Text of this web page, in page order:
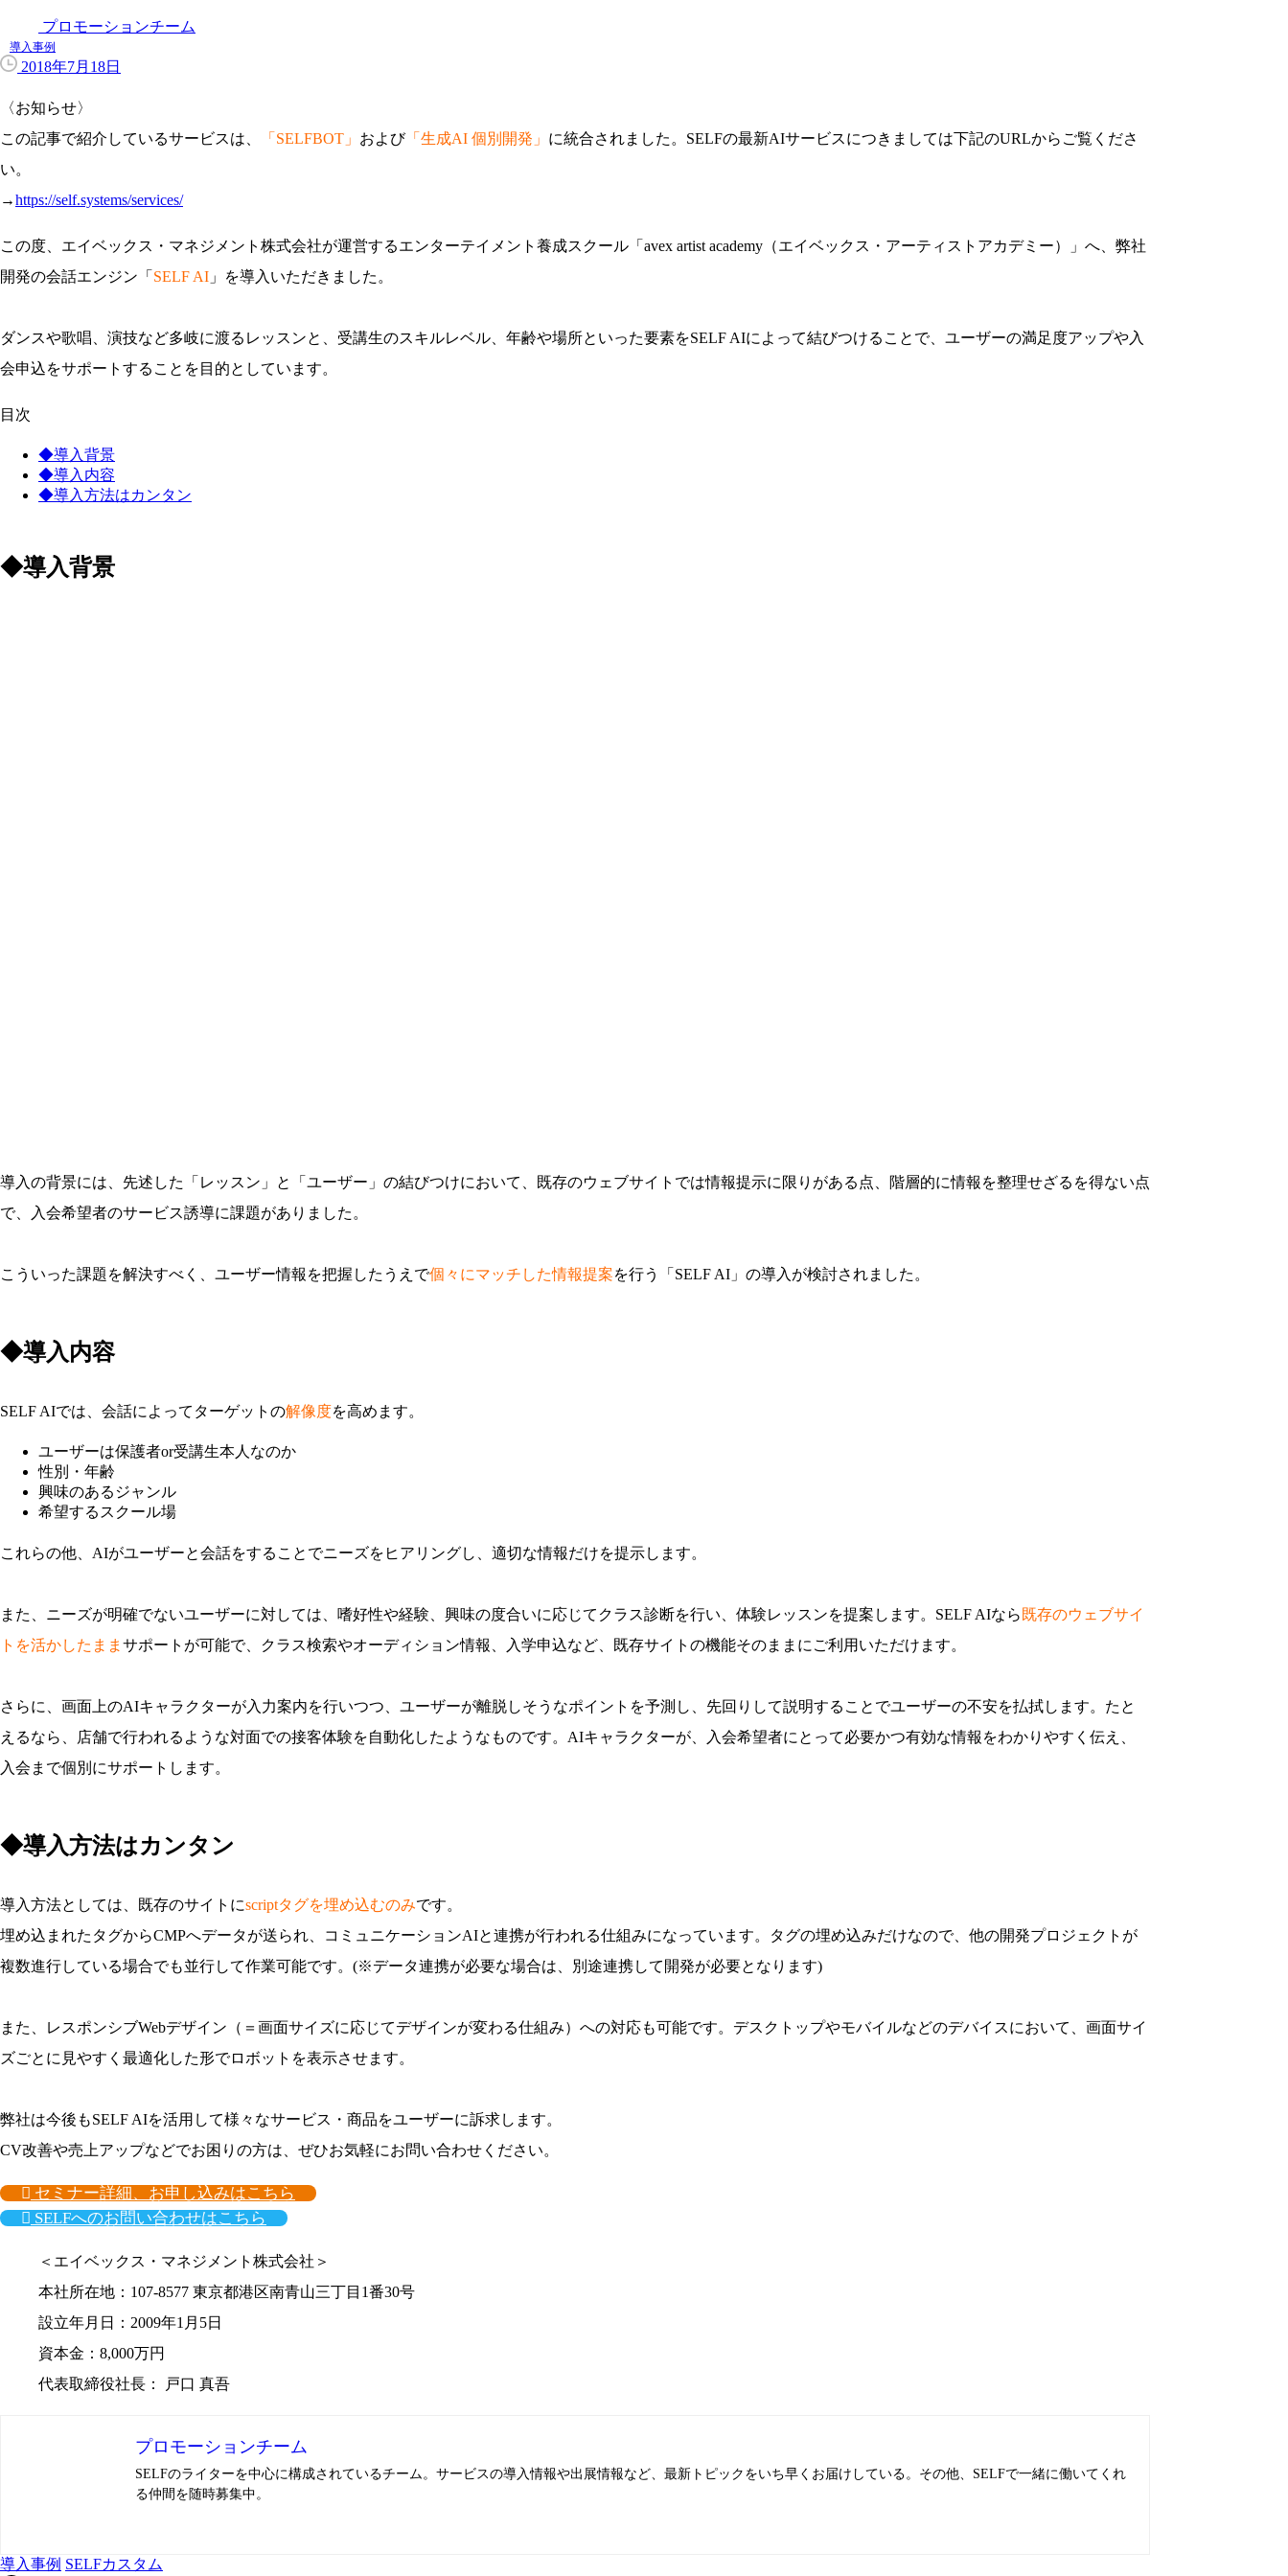
プロモーションチーム
導入事例
2018年7月18日
〈お知らせ〉
この記事で紹介しているサービスは、
「SELFBOT」 および「生成AI 個別開発」 に統合されました。SELFの最新AIサービスにつきましては下記のURLからご覧くださ
い。
→https://self.systems/services/
この度、​エイベックス・マネジメント株式会社が運営するエンターテイメント養成スクール「avex artist academy（エイベックス・アーティストアカデミー）」へ、弊社
開発の会話エンジン「 SELF AI 」を導入いただきました。
ダンスや歌唱、演技など多岐に渡るレッスンと、受講生のスキルレベル、年齢や場所といった要素をSELF AIによって結びつけることで、ユーザーの満足度アップや入
会申込をサポートすることを目的としています。
目次
◆導入背景
◆導入内容
◆導入方法はカンタン
◆導入背景
導入の背景には、先述した「レッスン」と「ユーザー」の結びつけにおいて、既存のウェブサイトでは情報提示に限りがある点、階層的に情報を整理せざるを得ない点
で、入会希望者のサービス誘導に課題がありました。
こういった課題を解決すべく、ユーザー情報を把握したうえで個々にマッチした情報提案を行う「SELF AI」の導入が検討されました。
◆導入内容
SELF AIでは、会話によってターゲットの解像度を高めます。
ユーザーは保護者or受講生本人なのか
性別・年齢
興味のあるジャンル
希望するスクール場
これらの他、AIがユーザーと会話をすることでニーズをヒアリングし、適切な情報だけを提示します。
また、ニーズが明確でないユーザーに対しては、嗜好性や経験、興味の度合いに応じてクラス診断を行い、体験レッスンを提案します。SELF AIなら 既存のウェブサイ
トを活かしたまま サポートが可能で、クラス検索やオーディション情報、入学申込など、既存サイトの機能そのままにご利用いただけます。
さらに、画面上のAIキャラクターが入力案内を行いつつ、ユーザーが離脱しそうなポイントを予測し、先回りして説明することでユーザーの不安を払拭します。たと
えるなら、店舗で行われるような対面での接客体験を自動化したようなものです。AIキャラクターが、入会希望者にとって必要かつ有効な情報をわかりやすく伝え、
入会まで個別にサポートします。
◆導入方法はカンタン
導入方法としては、既存のサイトにscriptタグを埋め込むのみです。
埋め込まれたタグからCMPへデータが送られ、コミュニケーションAIと連携が行われる仕組みになっています。タグの埋め込みだけなので、他の開発プロジェクトが
複数進行している場合でも並行して作業可能です。(※データ連携が必要な場合は、別途連携して開発が必要となります)
また、レスポンシブWebデザイン（＝画面サイズに応じてデザインが変わる仕組み）への対応も可能です。デスクトップやモバイルなどのデバイスにおいて、画面サイ
ズごとに見やすく最適化した形でロボットを表示させます。
弊社は今後もSELF AIを活用して様々なサービス・商品をユーザーに訴求します。
CV改善や売上アップなどでお困りの方は、ぜひお気軽にお問い合わせください。
セミナー詳細、お申し込みはこちら
SELFへのお問い合わせはこちら
＜エイベックス・マネジメント株式会社＞
本社所在地：107-8577 東京都港区南青山三丁目1番30号
設立年月日：2009年1月5日
資本金：8,000万円
代表取締役社長： 戸口 真吾
プロモーションチーム
SELFのライターを中心に構成されているチーム。サービスの導入情報や出展情報など、最新トピックをいち早くお届けしている。その他、SELFで一緒に働いてくれ
る仲間を随時募集中。
導入事例 SELFカスタム